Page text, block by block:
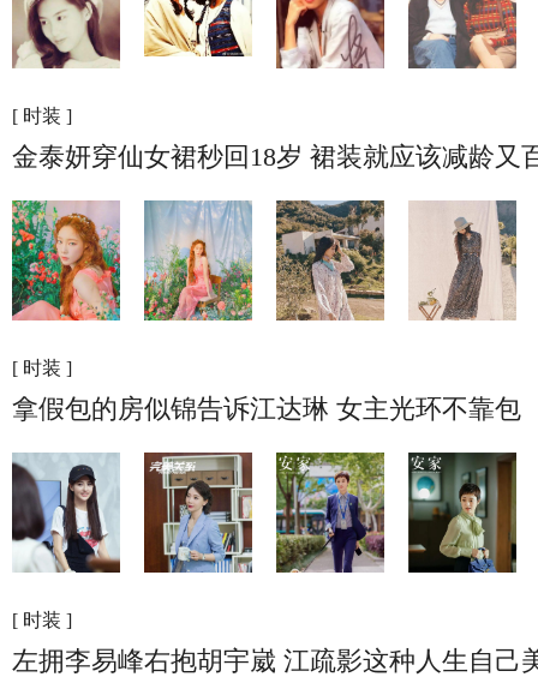
[ 时装 ]
金泰妍穿仙女裙秒回18岁 裙装就应该减龄又
[ 时装 ]
拿假包的房似锦告诉江达琳 女主光环不靠包
[ 时装 ]
左拥李易峰右抱胡宇崴 江疏影这种人生自己